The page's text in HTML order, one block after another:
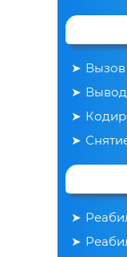
Вызов
Вывод